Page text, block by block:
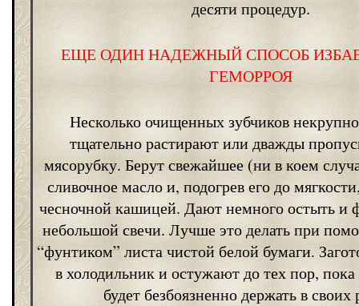
десяти процедур.
ЕЩЕ ОДИН НАДЕЖНЫЙ СПОСОБ
ГЕМОРРОЯ
Несколько очищенных зубчиков
тщательно растирают или дважды
мясорубку. Берут свежайшее (ни в коем
сливочное масло и, подогрев его до
чесночной кашицей. Дают немного остыть и
небольшой свечи. Лучше это делать при
“фунтиком” листа чистой белой бумаги.
в холодильник и остужают до тех пор,
будет безбоязненно держать в своих